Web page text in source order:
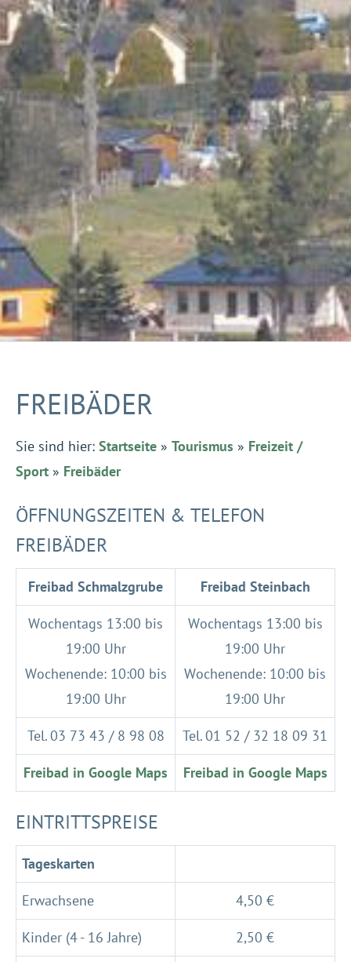
FREIBÄDER
Sie sind hier: Startseite » Tourismus » Freizeit /
Sport » Freibäder
ÖFFNUNGSZEITEN & TELEFON
FREIBÄDER
Freibad Schmalzgrube Freibad Steinbach
Wochentags 13:00 bis
19:00 Uhr
Wochenende: 10:00 bis
19:00 Uhr
Wochentags 13:00 bis
19:00 Uhr
Wochenende: 10:00 bis
19:00 Uhr
Tel. 03 73 43 / 8 98 08 Tel. 01 52 / 32 18 09 31
Freibad in Google Maps Freibad in Google Maps
EINTRITTSPREISE
Tageskarten
Erwachsene 4,50 €
Kinder (4 - 16 Jahre) 2,50 €